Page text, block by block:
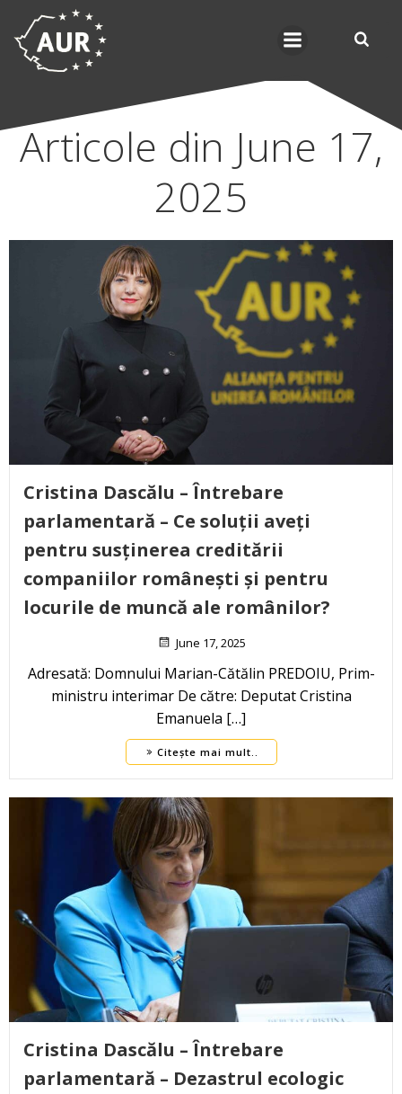
Articole din June 17,
2025
Cristina Dascălu – Întrebare
parlamentară – Ce soluții aveți
pentru susținerea creditării
companiilor românești și pentru
locurile de muncă ale românilor?
June 17, 2025
Adresată: Domnului Marian-Cătălin PREDOIU, Prim-
ministru interimar De către: Deputat Cristina
Emanuela […]
Citește mai mult..
Cristina Dascălu – Întrebare
parlamentară – Dezastrul ecologic